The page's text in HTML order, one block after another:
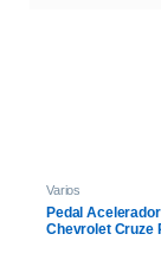
Varios
Pedal
Chevrolet Cruze